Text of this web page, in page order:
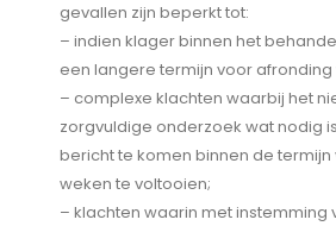
gevallen zijn beperkt tot:
– indien klager binnen het
een langere termijn voor afronding
– complexe klachten waarbij het
zorgvuldige onderzoek wat nodig
bericht te komen binnen de termijn
weken te voltooien;
– klachten waarin met instemming